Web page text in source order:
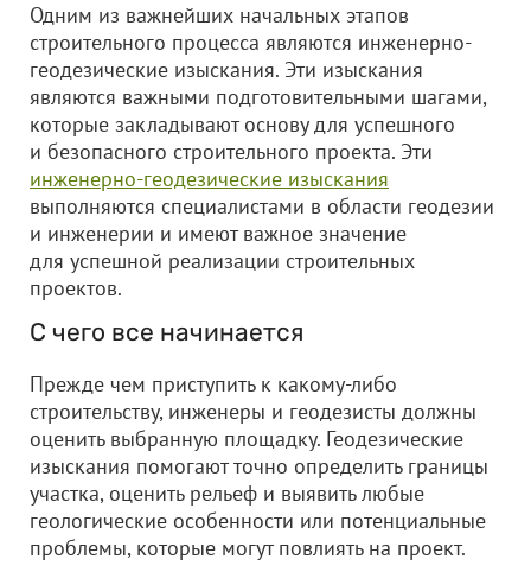
Одним из важнейших начальных этапов
строительного процесса являются инженерно-
геодезические изыскания. Эти изыскания
являются важными подготовительными шагами,
которые закладывают основу для успешного
и безопасного строительного проекта. Эти
инженерно-геодезические изыскания
выполняются специалистами в области геодезии
и инженерии и имеют важное значение
для успешной реализации строительных
проектов.
С чего все начинается
Прежде чем приступить к какому-либо
строительству, инженеры и геодезисты должны
оценить выбранную площадку. Геодезические
изыскания помогают точно определить границы
участка, оценить рельеф и выявить любые
геологические особенности или потенциальные
проблемы, которые могут повлиять на проект.